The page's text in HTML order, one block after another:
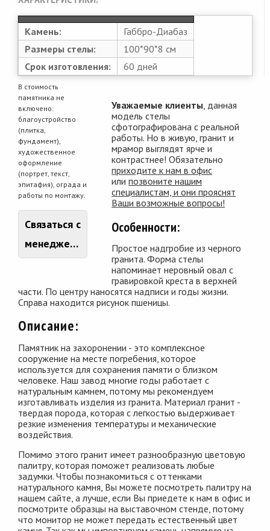
Камень:
Габбро-Диабаз
Размеры стелы:
100*90*8 см
Срок изготовления:
60 дней
В стоимость
памятника не
включено:
благоустройство
(плитка,
фундамент),
художественное
оформление
(портрет, текст,
эпитафия), ограда и
работы по монтажу.
Связаться с
менеджером
Уважаемые клиенты , данная
модель стелы
сфотографирована с реальной
работы. Но в живую, гранит и
мрамор выглядят ярче и
контрастнее! Обязательно
приходите к нам в офис
илипозвоните нашим
специалистам, и они прояснят
Ваши возможные вопросы!
Особенности:
Простое надгробие из черного
гранита. Форма стелы
напоминает неровный овал с
гравировкой креста в верхней
части. По центру наносятся надписи и годы жизни.
Справа находится рисунок пшеницы.
Описание:
Памятник на захоронении - это комплексное
сооружение на месте погребения, которое
используется для сохранения памяти о близком
человеке. Наш завод многие годы работает с
натуральным камнем, потому мы рекомендуем
изготавливать изделия из гранита. Материал гранит -
твердая порода, которая с легкостью выдерживает
резкие изменения температуры и механические
воздействия.
Помимо этого гранит имеет разнообразную цветовую
палитру, которая поможет реализовать любые
задумки. Чтобы познакомиться с оттенками
натурального камня, Вы можете посмотреть палитру на
нашем сайте, а лучше, если Вы приедете к нам в офис и
посмотрите образцы на выставочном стенде, потому
что монитор не может передать естественный цвет